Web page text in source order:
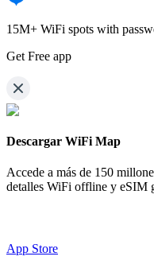
15M+ WiFi spots with
Get Free app
Descargar WiFi Map
Accede a más de 150
detalles WiFi offline y eSIM
App Store